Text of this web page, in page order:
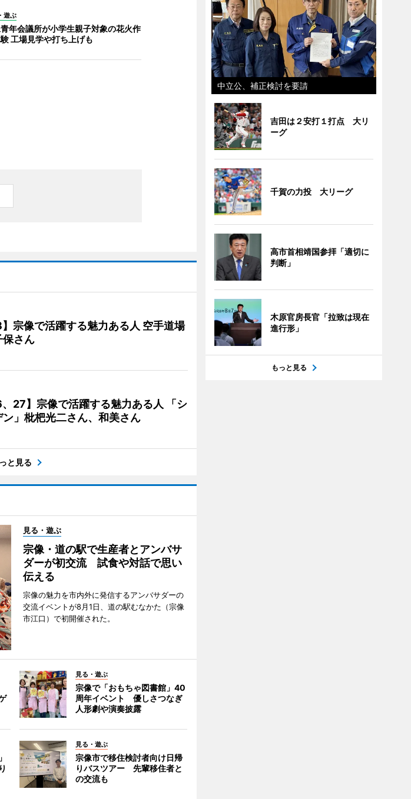
遊ぶ
年会議所が小学生親子対象の花火作
験 工場見学や打ち上げも
】宗像で活躍する魅力ある人 空手道場
保さん
、27】宗像で活躍する魅力ある人 「シ
」枇杷光二さん、和美さん
と見る
見る・遊ぶ
宗像・道の駅で生産者とアンバサ
ダーが初交流 試食や対話で思い
伝える
宗像の魅力を市内外に発信するアンバサダーの
交流イベントが8月1日、道の駅むなかた（宗像
市江口）で初開催された。
見る・遊ぶ
宗像で「おもちゃ図書館」40
周年イベント 優しさつなぎ
人形劇や演奏披露
見る・遊ぶ
宗像市で移住検討者向け日帰
りバスツアー 先輩移住者と
の交流も
中立公、補正検討を要請
吉田は２安打１打点 大リ
ーグ
千賀の力投 大リーグ
高市首相靖国参拝「適切に
判断」
木原官房長官「拉致は現在
進行形」
もっと見る